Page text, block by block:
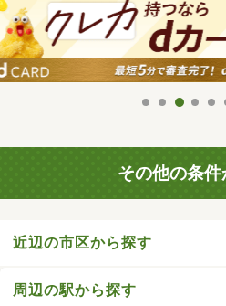
その他の条
近辺の市区から探す
周辺の駅から探す